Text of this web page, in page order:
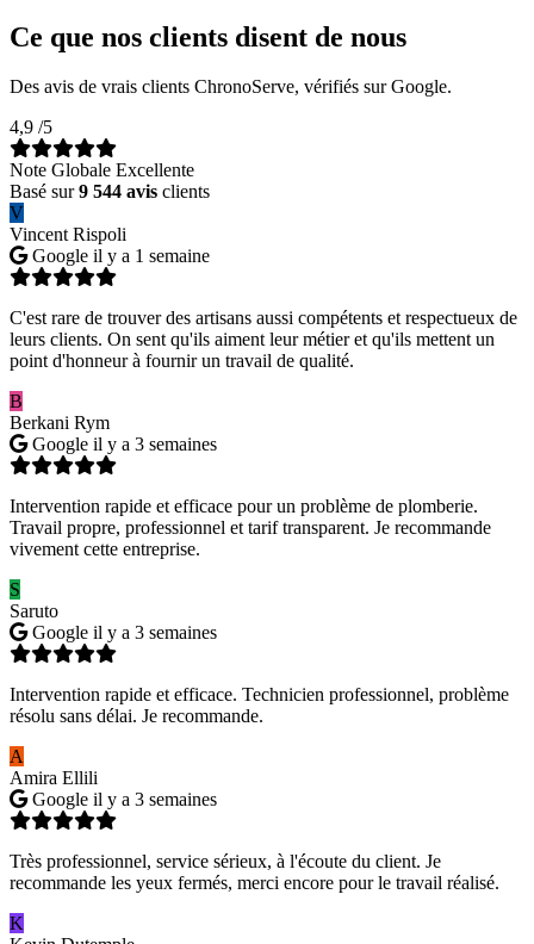
Ce que nos clients disent de nous
Des avis de vrais clients ChronoServe, vérifiés sur Google.
4,9 /5
Note Globale Excellente
Basé sur9 544 avis clients
V
Vincent Rispoli
Google il y a 1 semaine
C'est rare de trouver des artisans aussi compétents et respectueux de
leurs clients. On sent qu'ils aiment leur métier et qu'ils mettent un
point d'honneur à fournir un travail de qualité.
B
Berkani Rym
Google il y a 3 semaines
Intervention rapide et efficace pour un problème de plomberie.
Travail propre, professionnel et tarif transparent. Je recommande
vivement cette entreprise.
S
Saruto
Google il y a 3 semaines
Intervention rapide et efficace. Technicien professionnel, problème
résolu sans délai. Je recommande.
A
Amira Ellili
Google il y a 3 semaines
Très professionnel, service sérieux, à l'écoute du client. Je
recommande les yeux fermés, merci encore pour le travail réalisé.
K